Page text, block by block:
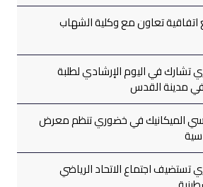
تعاون مع وكلية الشهاب
في اليوم الإرشادي لطلبة
في مدينة القدس
الميكانيك في خضوري تنظم معرض
اجتماع الاتحاد الرياضي